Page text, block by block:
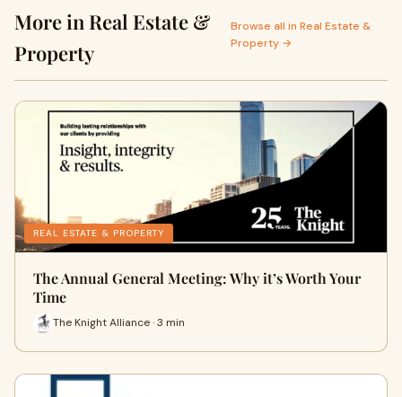
More in Real Estate &
Property
Browse all in Real Estate &
Property →
REAL ESTATE & PROPERTY
The Annual General Meeting: Why it’s Worth Your
Time
The Knight Alliance · 3 min